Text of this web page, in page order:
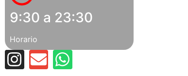
9:30 a 23:30
Horario